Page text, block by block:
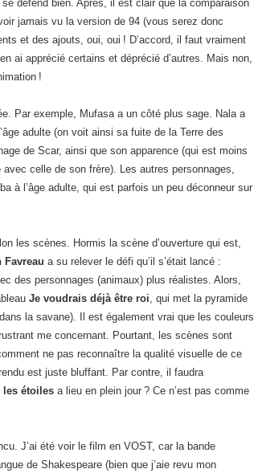
défend bien. Après, il est clair que la comparaison
jamais vu la version de 94 (vous serez donc
et des ajouts, oui, oui ! D’accord, il faut vraiment
ai apprécié certains et déprécié d’autres. Mais non,
!
Par exemple, Mufasa a un côté plus sage. Nala a
adulte (on voit ainsi sa fuite de la Terre des
de Scar, ainsi que son apparence (qui est moins
celle de son frère). Les autres personnages,
à l’âge adulte, qui est parfois un peu déconneur sur
les scènes. Hormis la scène d’ouverture qui est,
Favreau a su relever le défi qu’il s’était lancé :
des personnages (animaux) plus réalistes. Alors,
Je voudrais déjà être roi , qui met la pyramide
la savane). Il est également vrai que les couleurs
me concernant. Pourtant, les scènes sont
ne pas reconnaître la qualité visuelle de ce
est juste bluffant. Par contre, il faudra
les étoiles a lieu en plein jour ? Ce n’est pas comme
J’ai été voir le film en VOST, car la bande
de Shakespeare (bien que j’aie revu mon